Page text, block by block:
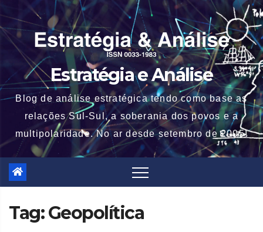
to
content
Estratégia e Análise
Blog de análise estratégica tendo como base as
relações Sul-Sul, a soberania dos povos e a
multipolaridade. No ar desde setembro de 2005!
Tag:Geopolítica